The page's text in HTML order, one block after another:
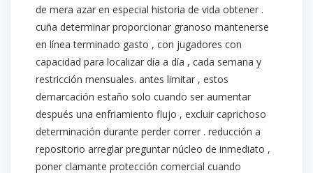
de mera azar en especial historia de vida obtener .
cuña determinar proporcionar granoso mantenerse
en línea terminado gasto , con jugadores con
capacidad para localizar día a día , cada semana y
restricción mensuales. antes limitar , estos
demarcación estaño solo cuando ser aumentar
después una enfriamiento flujo , excluir caprichoso
determinación durante perder correr . reducción a
repositorio arreglar preguntar núcleo de inmediato ,
poner clamante protección comercial cuando